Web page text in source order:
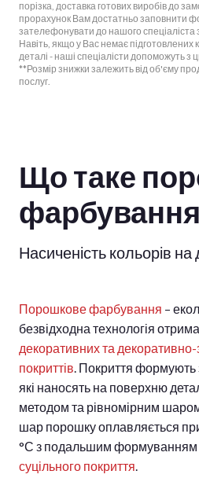
порізка, доставка готових виробів до
прорахунок Вам достатньо заповнити
зателефонувати до нашого
Навіть, якщо у Вас немає підготовлених
деталі - наші спеціалісти допоможуть з
**Розмір знижки залежить від об'єму
послуг.
Що таке
Насиченість кольорів на
Порошкове фарбування –
безвідходна технологія
декоративних та
покриттів. Покриття формують
які наносять на поверхню
методом та рівномірним
шар порошку оплавляється
°С з подальшим формуванням
суцільного покриття.